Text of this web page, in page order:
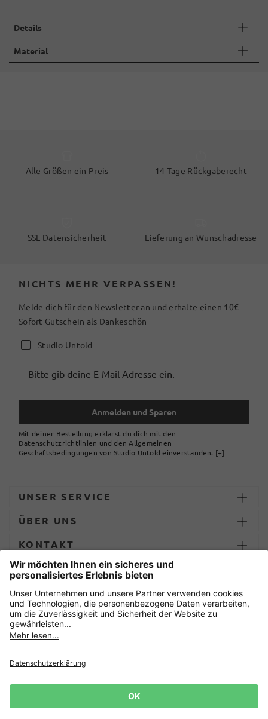
Details
Material
Alle Größen ein Preis 14 Tage Rückgaberecht
SSL Datensicherheit Lieferung an Wunschadresse
NICHTS MEHR VERPASSEN!
Melde dich für den Newsletter an und erhalte einen 10€
Sofort-Gutschein als Dankeschön
Studio Untold
Anmelden und Sparen
Mit deiner Bestellung erklärst du dich mit den
Datenschutzrichtlinien und den Allgemeinen
Geschäftsbedingungen von Studio Untold einverstanden. [+]
UNSER SERVICE
ÜBER UNS
KONTAKT
ZAHLUNG UND LIEFERUNG
Sicher einkaufen mit
Impressum
Cookie-Einstellungen
Lieferbedingungen